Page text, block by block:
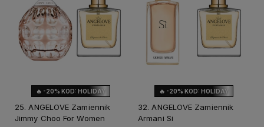
🔥 -20% KOD: HOLIDAY
25. ANGELOVE Zamiennik
Jimmy Choo For Women
🔥 -20% KOD: HOLIDAY
32. ANGELOVE Zamiennik
Armani Si